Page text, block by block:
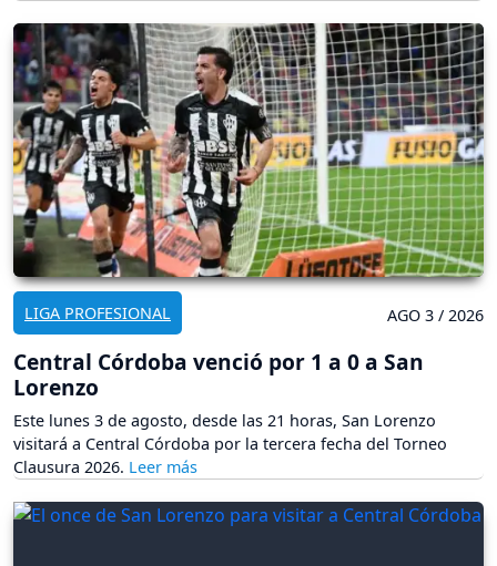
LIGA PROFESIONAL AGO 3 / 2026
Central Córdoba venció por 1 a 0 a San
Lorenzo
Este lunes 3 de agosto, desde las 21 horas, San Lorenzo
visitará a Central Córdoba por la tercera fecha del Torneo
Clausura 2026.